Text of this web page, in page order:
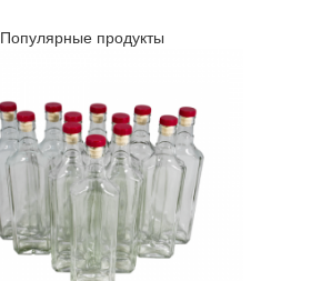
Популярные продукты